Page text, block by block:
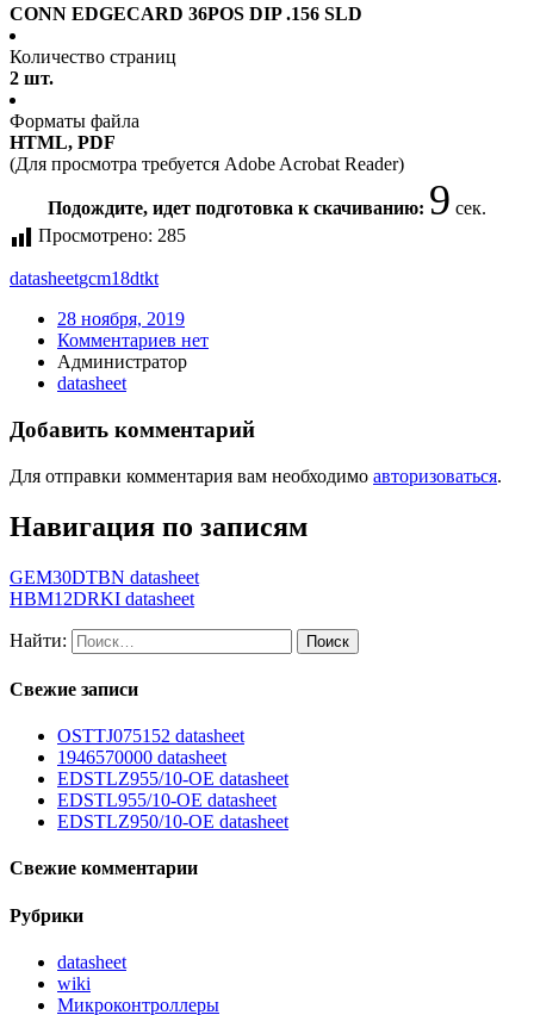
CONN EDGECARD 36POS DIP .156 SLD
Количество страниц
2 шт.
Форматы файла
HTML, PDF
(Для просмотра требуется Adobe Acrobat Reader)
Подождите, идет подготовка к скачиванию: 9 сек.
Просмотрено: 285
datasheetgcm18dtkt
28 ноября, 2019
Комментариев нет
Администратор
datasheet
Добавить комментарий
Для отправки комментария вам необходимо авторизоваться.
Навигация по записям
GEM30DTBN datasheet
HBM12DRKI datasheet
Найти:
Свежие записи
OSTTJ075152 datasheet
1946570000 datasheet
EDSTLZ955/10-OE datasheet
EDSTL955/10-OE datasheet
EDSTLZ950/10-OE datasheet
Свежие комментарии
Рубрики
datasheet
wiki
Микроконтроллеры